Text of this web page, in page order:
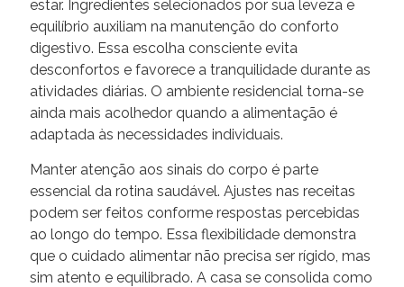
estar. Ingredientes selecionados por sua leveza e
equilíbrio auxiliam na manutenção do conforto
digestivo. Essa escolha consciente evita
desconfortos e favorece a tranquilidade durante as
atividades diárias. O ambiente residencial torna-se
ainda mais acolhedor quando a alimentação é
adaptada às necessidades individuais.
Manter atenção aos sinais do corpo é parte
essencial da rotina saudável. Ajustes nas receitas
podem ser feitos conforme respostas percebidas
ao longo do tempo. Essa flexibilidade demonstra
que o cuidado alimentar não precisa ser rígido, mas
sim atento e equilibrado. A casa se consolida como